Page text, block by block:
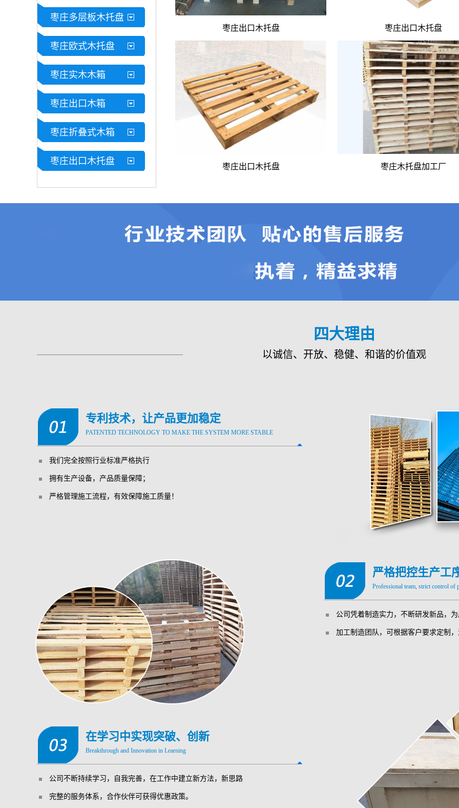
高...
出口木托盘：合规高品质，助力外贸货物安全出海
临沂木托盘：源头厂家直供，适配多行业物流储运需求
枣庄多层板木托盘
枣庄欧式木托盘
枣庄实木木箱
枣庄出口木箱
枣庄折叠式木箱
枣庄出口木托盘
枣庄出口木托盘 枣庄出口木托盘
枣庄出口木托盘 枣庄木托盘加工厂
四大理由
以诚信、开放、稳健、和谐的价值观
专利技术，让产品更加稳定
PATENTED TECHNOLOGY TO MAKE THE SYSTEM MORE STABLE
我们完全按照行业标准严格执行
拥有生产设备，产品质量保障；
严格管理施工流程，有效保障施工质量！
严格把控生产工
Professional team, strict control of
公司凭着制造实力，不断研发新品，
加工制造团队，可根据客户要求定制
在学习中实现突破、创新
Breakthrough and Innovation in Learning
公司不断持续学习，自我完善，在工作中建立新方法，新思路
完整的服务体系，合作伙伴可获得优惠政策。